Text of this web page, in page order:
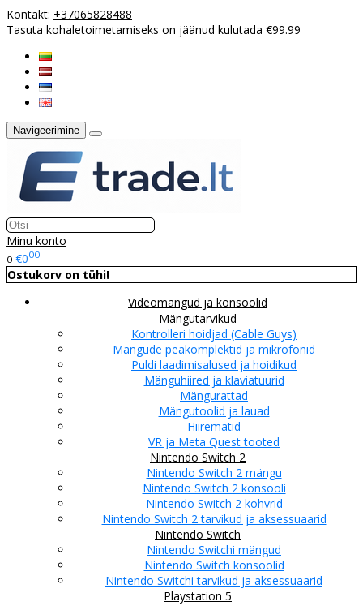
Kontakt: +37065828488
Tasuta kohaletoimetamiseks on jäänud kulutada €99.99
Navigeerimine
Minu konto
0 €000
Ostukorv on tühi!
Videomängud ja konsoolid
Mängutarvikud
Kontrolleri hoidjad (Cable Guys)
Mängude peakomplektid ja mikrofonid
Puldi laadimisalused ja hoidikud
Mänguhiired ja klaviatuurid
Mängurattad
Mängutoolid ja lauad
Hiirematid
VR ja Meta Quest tooted
Nintendo Switch 2
Nintendo Switch 2 mängu
Nintendo Switch 2 konsooli
Nintendo Switch 2 kohvrid
Nintendo Switch 2 tarvikud ja aksessuaarid
Nintendo Switch
Nintendo Switchi mängud
Nintendo Switch konsoolid
Nintendo Switchi tarvikud ja aksessuaarid
Playstation 5